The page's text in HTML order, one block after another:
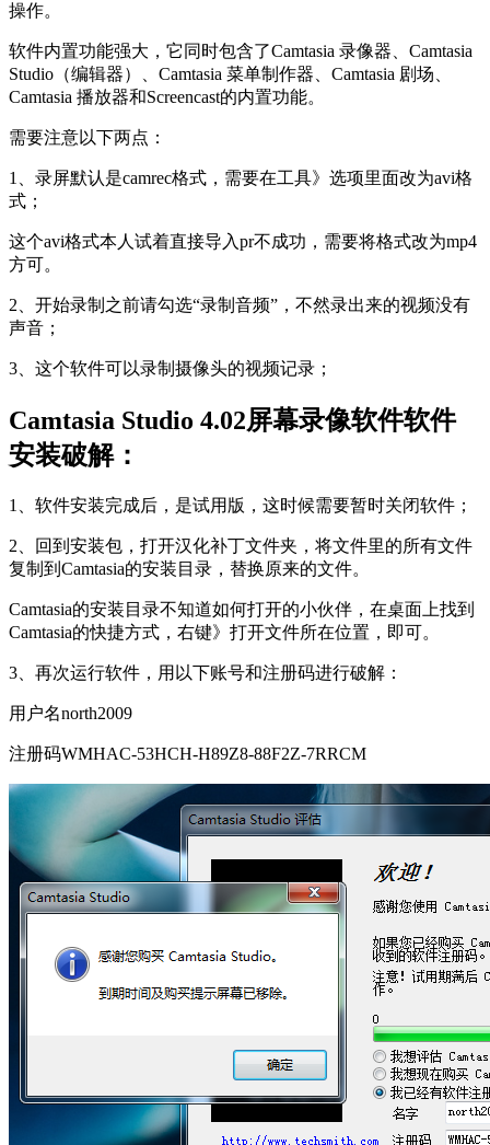
操作。
软件内置功能强大，它同时包含了Camtasia 录像器、Camtasia
Studio（编辑器）、Camtasia 菜单制作器、Camtasia 剧场、
Camtasia 播放器和Screencast的内置功能。
需要注意以下两点：
1、录屏默认是camrec格式，需要在工具》选项里面改为avi格
式；
这个avi格式本人试着直接导入pr不成功，需要将格式改为mp4
方可。
2、开始录制之前请勾选“录制音频”，不然录出来的视频没有
声音；
3、这个软件可以录制摄像头的视频记录；
Camtasia Studio 4.02屏幕录像软件软件
安装破解：
1、软件安装完成后，是试用版，这时候需要暂时关闭软件；
2、回到安装包，打开汉化补丁文件夹，将文件里的所有文件
复制到Camtasia的安装目录，替换原来的文件。
Camtasia的安装目录不知道如何打开的小伙伴，在桌面上找到
Camtasia的快捷方式，右键》打开文件所在位置，即可。
3、再次运行软件，用以下账号和注册码进行破解：
用户名north2009
注册码WMHAC-53HCH-H89Z8-88F2Z-7RRCM